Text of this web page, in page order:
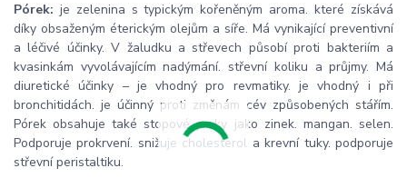
Pórek: je zelenina s typickým kořeněným aroma. které získává
díky obsaženým éterickým olejům a síře. Má vynikající preventivní
a léčivé účinky. V žaludku a střevech působí proti bakteriím a
kvasinkám vyvolávajícím nadýmání. střevní koliku a průjmy. Má
diuretické účinky – je vhodný pro revmatiky. je vhodný i při
bronchitidách. je účinný proti změnám cév způsobených stářím.
Pórek obsahuje také stopové prvky jako zinek. mangan. selen.
Podporuje prokrvení. snižuje cholesterol a krevní tuky. podporuje
střevní peristaltiku.